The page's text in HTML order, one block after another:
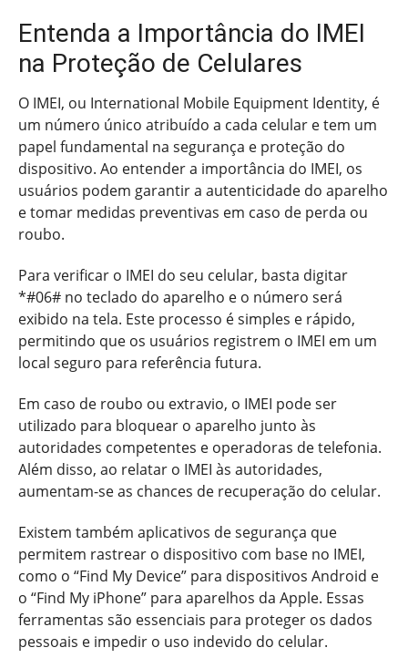
Entenda a Importância do IMEI
na Proteção de Celulares
O IMEI, ou International Mobile Equipment Identity, é
um número único atribuído a cada celular e tem um
papel fundamental na segurança e proteção do
dispositivo. Ao entender a importância do IMEI, os
usuários podem garantir a autenticidade do aparelho
e tomar medidas preventivas em caso de perda ou
roubo.
Para verificar o IMEI do seu celular, basta digitar
*#06# no teclado do aparelho e o número será
exibido na tela. Este processo é simples e rápido,
permitindo que os usuários registrem o IMEI em um
local seguro para referência futura.
Em caso de roubo ou extravio, o IMEI pode ser
utilizado para bloquear o aparelho junto às
autoridades competentes e operadoras de telefonia.
Além disso, ao relatar o IMEI às autoridades,
aumentam-se as chances de recuperação do celular.
Existem também aplicativos de segurança que
permitem rastrear o dispositivo com base no IMEI,
como o “Find My Device” para dispositivos Android e
o “Find My iPhone” para aparelhos da Apple. Essas
ferramentas são essenciais para proteger os dados
pessoais e impedir o uso indevido do celular.